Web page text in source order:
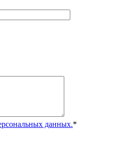
данных.*